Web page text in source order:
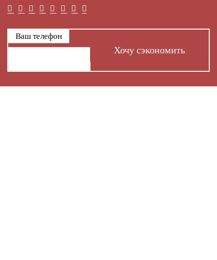
Ваш телефон
Хочу сэкономить